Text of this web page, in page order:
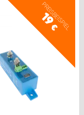
PREISBEISPIEL
19
€